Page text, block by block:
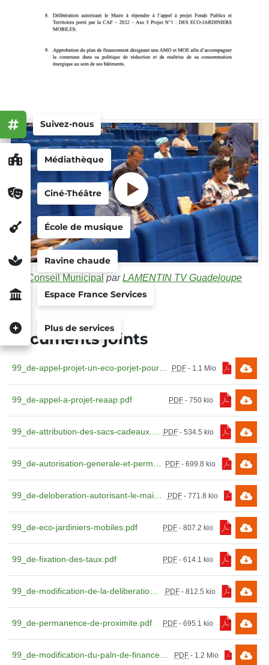
Médiathèque
Ciné-Théâtre
École de musique
Ravine chaude
Espace France Services
Plus de services
Suivez-nous
Conseil Municipal parLAMENTIN TV Guadeloupe
Documents joints
99_de-appel-projet-un-eco-porjet-pour-ma-gpe.pdf PDF- 1.1 Mio
99_de-appel-a-projet-reaap.pdf PDF - 750 kio
99_de-attribution-des-sacs-cadeaux.pdf PDF- 534.5 kio
99_de-autorisation-generale-et-permanente.pdf PDF -699.8 kio
99_de-deloberation-autorisant-le-maire-a-repondre-apf.pdf PDF- 771.8 kio
99_de-eco-jardiniers-mobiles.pdf PDF - 807.2 kio
99_de-fixation-des-taux.pdf PDF - 614.1 kio
99_de-modification-de-la-deliberation-2021.pdf PDF- 812.5 kio
99_de-permanence-de-proximite.pdf PDF - 695.1 kio
99_de-modification-du-paln-de-financement-relatif-a-lamenagement.pdf PDF - 1.2 Mio